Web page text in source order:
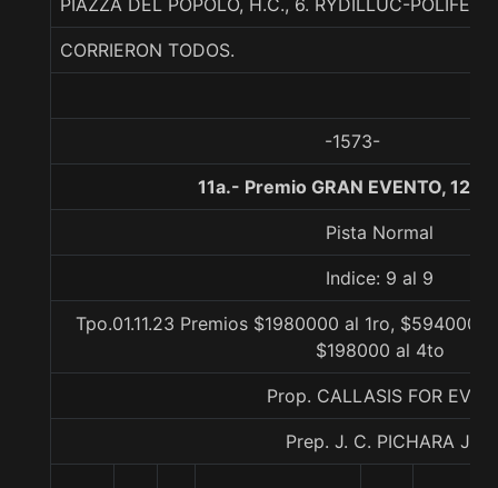
PIAZZA DEL POPOLO, H.C., 6. RYDILLUC-
CORRIERON TODOS.
-1573-
11a.- Premio GRAN EVENTO,
Pista Normal
Indice: 9 al 9
Tpo.01.11.23 Premios $1980000 al 1ro, $594000
$198000 al 4to
Prop. CALLASIS FOR EVER
Prep. J. C. PICHARA J.